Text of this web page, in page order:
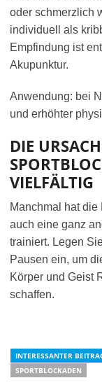
oder schmerzlich
individuell als
Empfindung ist
Akupunktur.
Anwendung: bei
und erhöhter
DIE
VIELFÄLTIG
Manchmal hat
auch eine ganz
trainiert. Legen
Pausen ein, um
Körper und Geist
schaffen.
INTERESSANTER
SPORTBLOCKADEN